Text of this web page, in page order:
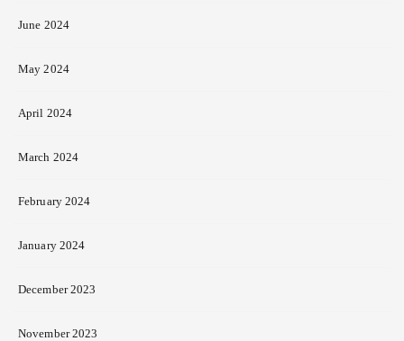
June 2024
May 2024
April 2024
March 2024
February 2024
January 2024
December 2023
November 2023